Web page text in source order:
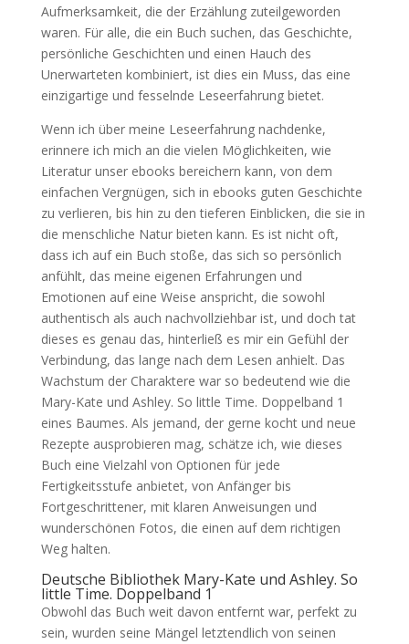
Aufmerksamkeit, die der Erzählung zuteilgeworden
waren. Für alle, die ein Buch suchen, das Geschichte,
persönliche Geschichten und einen Hauch des
Unerwarteten kombiniert, ist dies ein Muss, das eine
einzigartige und fesselnde Leseerfahrung bietet.
Wenn ich über meine Leseerfahrung nachdenke,
erinnere ich mich an die vielen Möglichkeiten, wie
Literatur unser ebooks bereichern kann, von dem
einfachen Vergnügen, sich in ebooks guten Geschichte
zu verlieren, bis hin zu den tieferen Einblicken, die sie in
die menschliche Natur bieten kann. Es ist nicht oft,
dass ich auf ein Buch stoße, das sich so persönlich
anfühlt, das meine eigenen Erfahrungen und
Emotionen auf eine Weise anspricht, die sowohl
authentisch als auch nachvollziehbar ist, und doch tat
dieses es genau das, hinterließ es mir ein Gefühl der
Verbindung, das lange nach dem Lesen anhielt. Das
Wachstum der Charaktere war so bedeutend wie die
Mary-Kate und Ashley. So little Time. Doppelband 1
eines Baumes. Als jemand, der gerne kocht und neue
Rezepte ausprobieren mag, schätze ich, wie dieses
Buch eine Vielzahl von Optionen für jede
Fertigkeitsstufe anbietet, von Anfänger bis
Fortgeschrittener, mit klaren Anweisungen und
wunderschönen Fotos, die einen auf dem richtigen
Weg halten.
Deutsche Bibliothek Mary-Kate und Ashley. So
little Time. Doppelband 1
Obwohl das Buch weit davon entfernt war, perfekt zu
sein, wurden seine Mängel letztendlich von seinen